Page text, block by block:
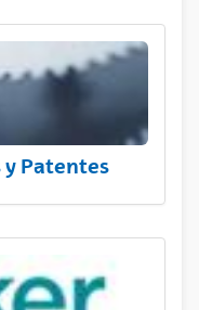
y Patentes